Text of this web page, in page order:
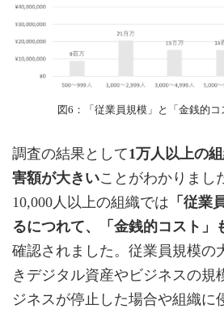
図6：「従業員規模」と「金銭的
調査の結果として1万人以上の
害額が大きいことがわかりまし
10,000人以上の組織では 「従業
るにつれて、「金銭的コスト」
確認されました。従業員規模の
きデジタル資産やビジネスの規
ジネスが停止した場合や組織に